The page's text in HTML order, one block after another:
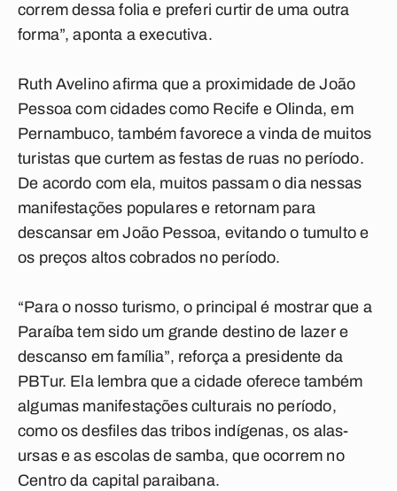
correm dessa folia e preferi curtir de uma outra
forma”, aponta a executiva.
Ruth Avelino afirma que a proximidade de João
Pessoa com cidades como Recife e Olinda, em
Pernambuco, também favorece a vinda de muitos
turistas que curtem as festas de ruas no período.
De acordo com ela, muitos passam o dia nessas
manifestações populares e retornam para
descansar em João Pessoa, evitando o tumulto e
os preços altos cobrados no período.
“Para o nosso turismo, o principal é mostrar que a
Paraíba tem sido um grande destino de lazer e
descanso em família”, reforça a presidente da
PBTur. Ela lembra que a cidade oferece também
algumas manifestações culturais no período,
como os desfiles das tribos indígenas, os alas-
ursas e as escolas de samba, que ocorrem no
Centro da capital paraibana.